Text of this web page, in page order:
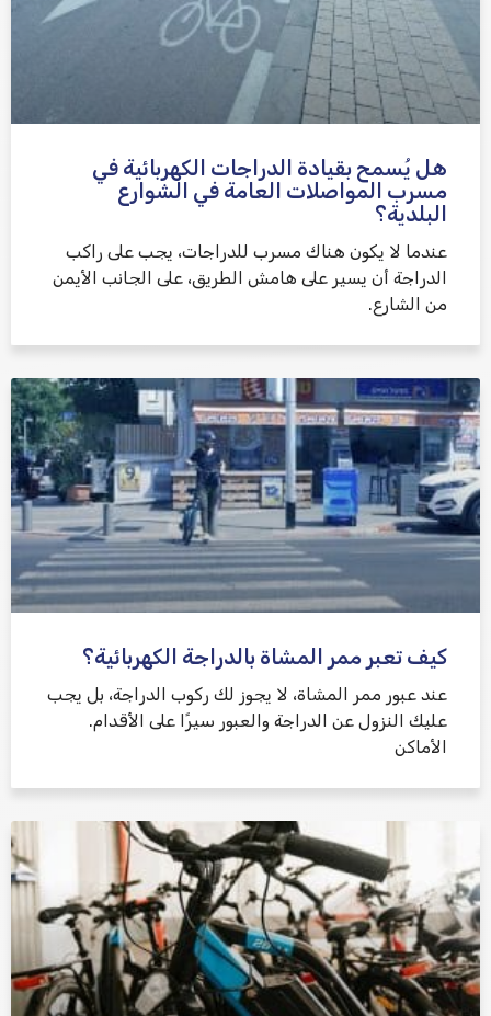
هل يُسمح بقيادة الدراجات الكهربائية في
مسرب المواصلات العامة في الشوارع
البلدية؟
عندما لا يكون هناك مسرب للدراجات، يجب على راكب
الدراجة أن يسير على هامش الطريق، على الجانب الأيمن
من الشارع.
كيف تعبر ممر المشاة بالدراجة الكهربائية؟
عند عبور ممر المشاة، لا يجوز لك ركوب الدراجة، بل يجب
عليك النزول عن الدراجة والعبور سيرًا على الأقدام.
الأماكن